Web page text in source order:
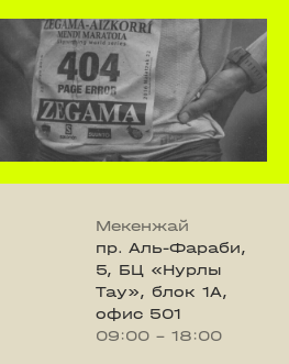
Мекенжай
пр. Аль-Фараби,
5, БЦ «Нурлы
Тау», блок 1А,
офис 501
09:00 - 18:00